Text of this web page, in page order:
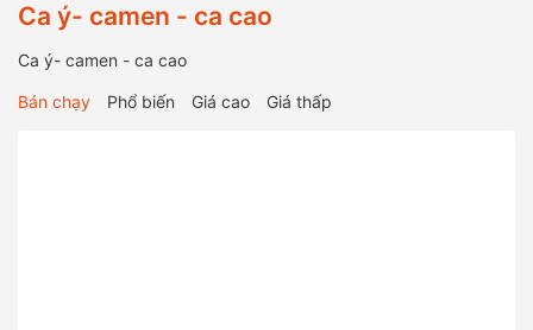
Ca ý- camen - ca cao
Ca ý- camen - ca cao
Bán chạy Phổ biến Giá cao Giá thấp